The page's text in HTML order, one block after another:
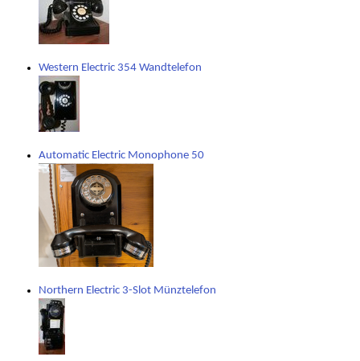
Western Electric 354 Wandtelefon
Automatic Electric Monophone 50
Northern Electric 3-Slot Münztelefon